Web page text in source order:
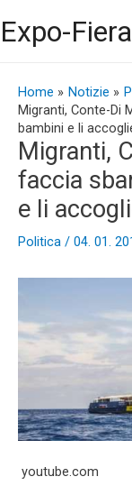
al
contenuto
Expo-Fiera
Home Notizie
Migranti, Conte-Di
bambini e li
Migranti,
faccia
e li
Politica / 04. 01.
youtube.com
articoli